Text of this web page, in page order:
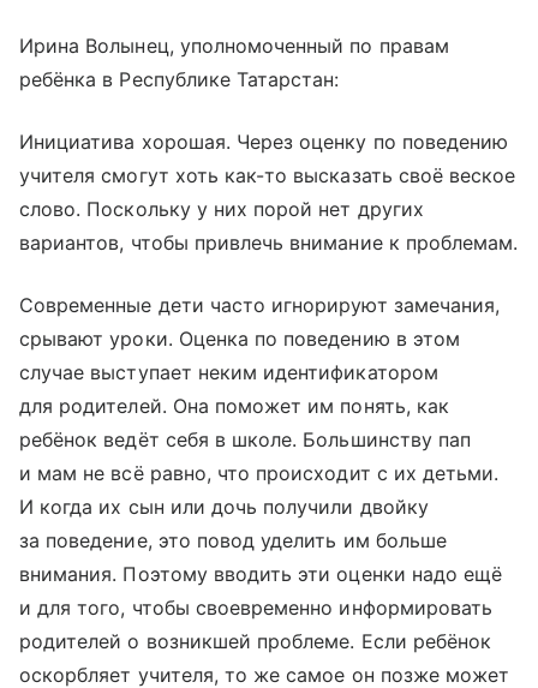
Ирина Волынец, уполномоченный по правам
ребёнка в Республике Татарстан:
Инициатива хорошая. Через оценку по поведению
учителя смогут хоть как-то высказать своё веское
слово. Поскольку у них порой нет других
вариантов, чтобы привлечь внимание к проблемам.
Современные дети часто игнорируют замечания,
срывают уроки. Оценка по поведению в этом
случае выступает неким идентификатором
для родителей. Она поможет им понять, как
ребёнок ведёт себя в школе. Большинству пап
и мам не всё равно, что происходит с их деть­ми.
И когда их сын или дочь получили двойку
за поведение, это повод уделить им больше
внимания. Поэтому вводить эти оценки надо ещё
и для того, чтобы своевременно информировать
родителей о возникшей проблеме. Если ребёнок
оскорбляет учителя, то же самое он позже может